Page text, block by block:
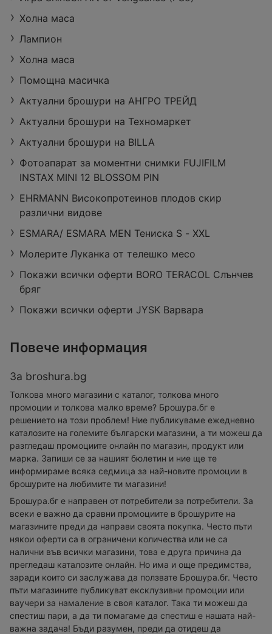
Холна маса
Лампион
Холна маса
Помощна масичка
Актуални брошури на АНГРО ТРЕЙД
Актуални брошури на Техномаркет
Актуални брошури на BILLA
Фотоапарат за моментни снимки FUJIFILM
INSTAX MINI 12 BLOSSOM PIN
EHRMANN Високопротеинов плодов скир
различни видове
ESMARA/ ESMARA MEN Тениска S - ХXL
Молерите Луканка от телешко месо
Покажи всички оферти BORO TERACOL Слънчев
бряг
Покажи всички оферти JYSK Варвара
Повече информация
За broshura.bg
Толкова много магазини с каталог, толкова много
промоции и толкова малко време? Брошура.бг е
решението на този проблем! Ние публикуваме ежедневно
каталозите на големите български магазини, а ти можеш да
разгледаш промоциите онлайн по магазин, продукт или
марка. Запиши се за нашият бюлетин и ние ще те
информираме всяка седмица за най-новите промоции в
брошурите на любимите ти магазини!
Брошура.бг е направен от потребители за потребители. За
всеки е важно да сравни промоциите в брошурите на
магазините преди да направи своята покупка. Често пъти
някои оферти са в ограничени количества или не са
налични във всички магазини, това е друга причина да
прегледаш каталозите онлайн. Но има и още предимства,
заради които си заслужава да ползвате Брошура.бг. Често
пъти магазините публикуват ексклузивни промоции или
ваучери за намаление в своя каталог. Така ти можеш да
спестиш пари, а да ти помагаме да спестиш е нашата най-
важна задача! Бъди разумен, преди да отидеш да